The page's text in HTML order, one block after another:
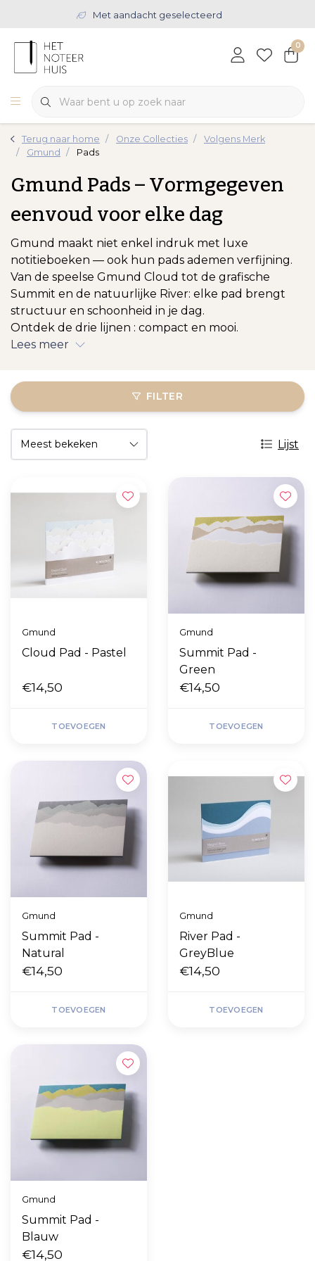
Met aandacht geselecteerd
0
Terug naar home Onze Collecties
Volgens Merk
Gmund
Pads
Gmund Pads – Vormgegeven
eenvoud voor elke dag
Gmund maakt niet enkel indruk met luxe
notitieboeken — ook hun pads ademen verfijning.
Van de speelse Gmund Cloud tot de grafische
Summit en de natuurlijke River: elke pad brengt
structuur en schoonheid in je dag.
Ontdek de drie lijnen : compact en mooi.
Lees meer
FILTER
Lijst
Gmund
Cloud Pad - Pastel
€14,50
TOEVOEGEN
Gmund
Summit Pad -
Green
€14,50
TOEVOEGEN
Gmund
Summit Pad -
Natural
€14,50
TOEVOEGEN
Gmund
River Pad -
GreyBlue
€14,50
TOEVOEGEN
Gmund
Summit Pad -
Blauw
€14,50